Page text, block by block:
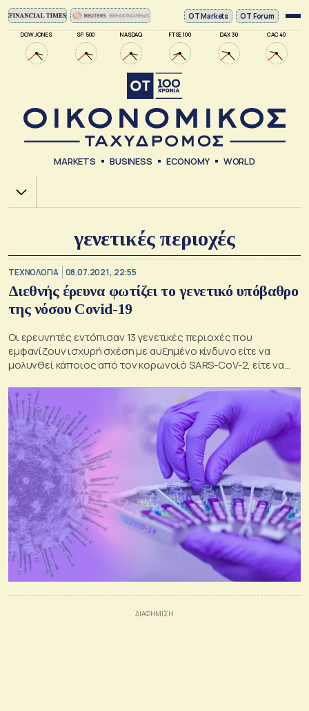
DOW JONES SP 500 NASDAQ FTSE 100 DAX 30 CAC 40
ΟΤ Markets OT Forum
MARKETS BUSINESS ECONOMY WORLD
Χ.Α.
γενετικές περιοχές
ΤΕΧΝΟΛΟΓΙΑ 08.07.2021, 22:55
Διεθνής έρευνα φωτίζει το γενετικό υπόβαθρο
της νόσου Covid-19
Οι ερευνητές εντόπισαν 13 γενετικές περιοχές που
εμφανίζουν ισχυρή σχέση με αυξημένο κίνδυνο είτε να
μολυνθεί κάποιος από τον κορωνοϊό SARS-CoV-2, είτε να